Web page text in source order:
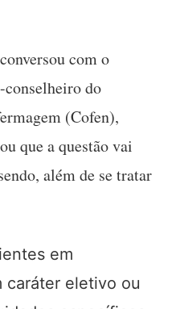
conversou com o
conselheiro do
(Cofen),
que a questão vai
além de se tratar
em
caráter eletivo ou